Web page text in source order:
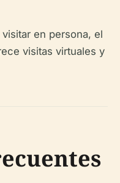
en persona, el
visitas virtuales y